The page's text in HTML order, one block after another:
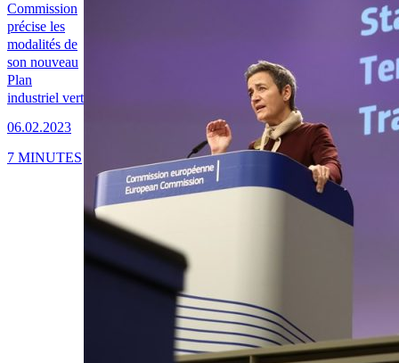
Commission
précise les
modalités de
son nouveau
Plan
industriel vert
06.02.2023
7 MINUTES